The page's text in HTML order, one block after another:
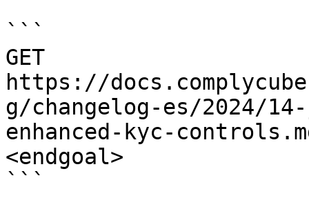
```
GET
https://
g/changelog-es/2024/
enhanced-kyc-
<endgoal>
```